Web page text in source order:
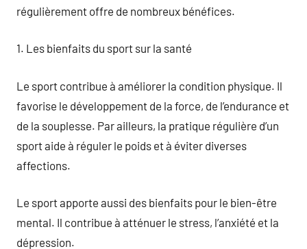
régulièrement offre de nombreux bénéfices.
1. Les bienfaits du sport sur la santé
Le sport contribue à améliorer la condition physique. Il
favorise le développement de la force, de l’endurance et
de la souplesse. Par ailleurs, la pratique régulière d’un
sport aide à réguler le poids et à éviter diverses
affections.
Le sport apporte aussi des bienfaits pour le bien-être
mental. Il contribue à atténuer le stress, l’anxiété et la
dépression.